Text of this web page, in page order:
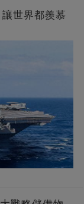
世界都羨慕